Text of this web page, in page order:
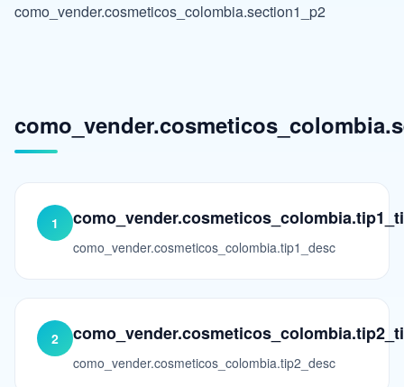
como_vender.cosmeticos_colombia.section1_p2
1
como_vender.cosmeticos_colombia.tip1_desc
2
como_vender.cosmeticos_colombia.tip2_desc